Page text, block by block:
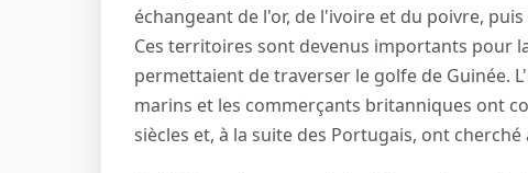
échangeant de l'or, de l'ivoire et du poivre,
Ces territoires sont devenus importants pour
permettaient de traverser le golfe de Guinée.
marins et les commerçants britanniques ont
siècles et, à la suite des Portugais, ont cherché